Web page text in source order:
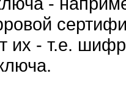
их - т.е.